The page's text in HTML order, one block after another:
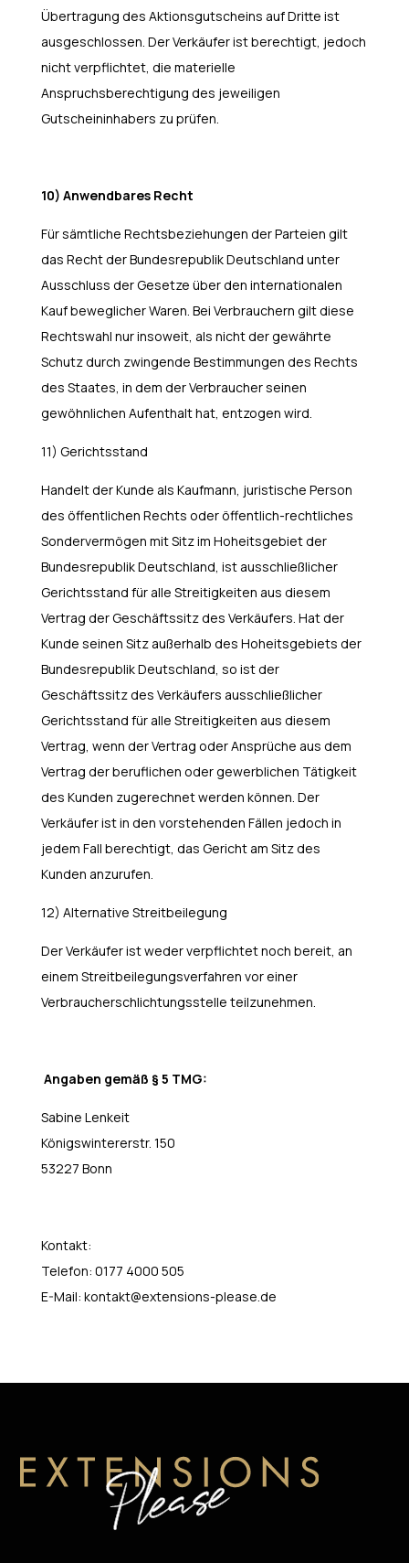
Übertragung des Aktionsgutscheins auf Dritte ist
ausgeschlossen. Der Verkäufer ist berechtigt, jedoch
nicht verpflichtet, die materielle
Anspruchsberechtigung des jeweiligen
Gutscheininhabers zu prüfen.
10) Anwendbares Recht
Für sämtliche Rechtsbeziehungen der Parteien gilt
das Recht der Bundesrepublik Deutschland unter
Ausschluss der Gesetze über den internationalen
Kauf beweglicher Waren. Bei Verbrauchern gilt diese
Rechtswahl nur insoweit, als nicht der gewährte
Schutz durch zwingende Bestimmungen des Rechts
des Staates, in dem der Verbraucher seinen
gewöhnlichen Aufenthalt hat, entzogen wird.
11) Gerichtsstand
Handelt der Kunde als Kaufmann, juristische Person
des öffentlichen Rechts oder öffentlich-rechtliches
Sondervermögen mit Sitz im Hoheitsgebiet der
Bundesrepublik Deutschland, ist ausschließlicher
Gerichtsstand für alle Streitigkeiten aus diesem
Vertrag der Geschäftssitz des Verkäufers. Hat der
Kunde seinen Sitz außerhalb des Hoheitsgebiets der
Bundesrepublik Deutschland, so ist der
Geschäftssitz des Verkäufers ausschließlicher
Gerichtsstand für alle Streitigkeiten aus diesem
Vertrag, wenn der Vertrag oder Ansprüche aus dem
Vertrag der beruflichen oder gewerblichen Tätigkeit
des Kunden zugerechnet werden können. Der
Verkäufer ist in den vorstehenden Fällen jedoch in
jedem Fall berechtigt, das Gericht am Sitz des
Kunden anzurufen.
12) Alternative Streitbeilegung
Der Verkäufer ist weder verpflichtet noch bereit, an
einem Streitbeilegungsverfahren vor einer
Verbraucherschlichtungsstelle teilzunehmen.
Angaben gemäß § 5 TMG:
Sabine Lenkeit
Königswintererstr. 150
53227 Bonn
Kontakt:
Telefon: 0177 4000 505
E-Mail: kontakt@extensions-please.de